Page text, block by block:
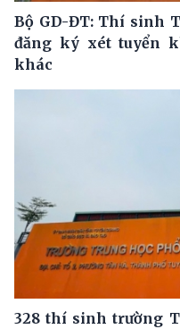
Bộ GD-ĐT: Thí sinh
đăng ký xét tuyển
khác
328 thí sinh trường